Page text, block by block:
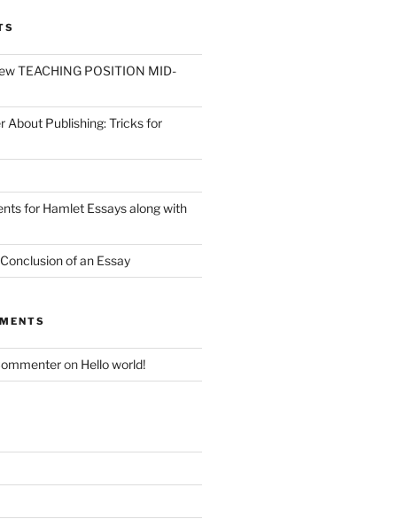
TEACHING POSITION MID-
About Publishing: Tricks for
for Hamlet Essays along with
of an Essay
on Hello world!